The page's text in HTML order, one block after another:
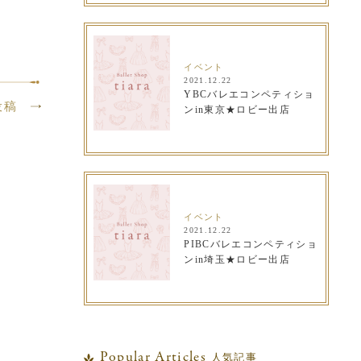
稿
イベント
2021.12.22
YBCバレエコンペティショ
ンin東京★ロビー出店
イベント
2021.12.22
PIBCバレエコンペティショ
ンin埼玉★ロビー出店
人気記事